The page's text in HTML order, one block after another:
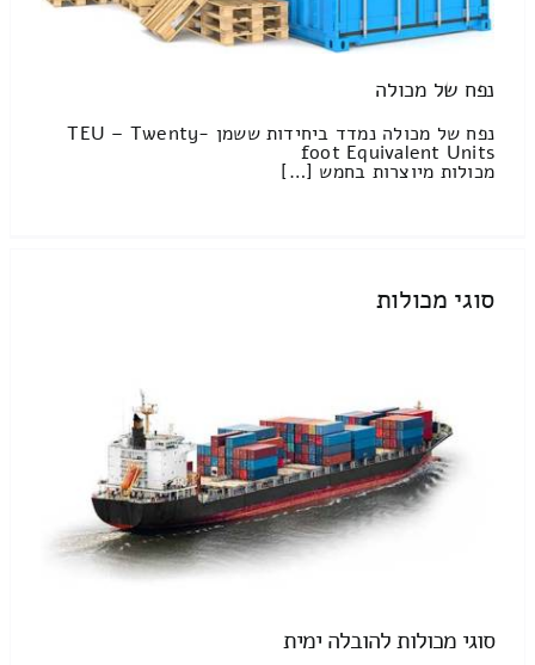
נפח של מכולה
נפח של מכולה נמדד ביחידות ששמן TEU – Twenty-
foot Equivalent Units
מכולות מיוצרות בחמש […]
סוגי מכולות
סוגי מכולות להובלה ימית